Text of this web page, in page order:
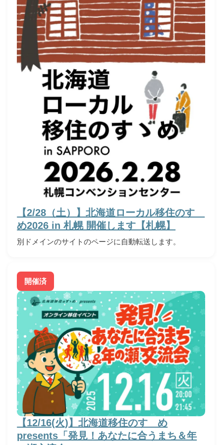
【2/28（土）】北海道ローカル移住のすゝ
め2026 in 札幌 開催します【札幌】
別ドメインのサイトのページに自動転送します。
開催済
【12/16(火)】北海道移住のすゝめ
presents「発見！あなたに合うまち＆年